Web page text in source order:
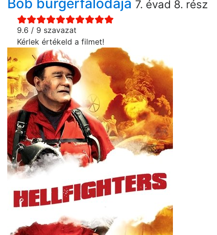
Bob burgerfalodája 7. évad 8. rész
9.6 / 9 szavazat
Kérlek értékeld a filmet!